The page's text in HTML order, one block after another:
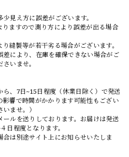
見え方に誤差がございます。
ますので測り方により誤差が出る場合
縫製等が若干劣る場合がございます。
により、在庫を確保できない場合がご
いませ。
、7日~15日程度（休業日除く）で発送
響で時間がかかります可能性もござい
ませ。）
ールを送りしております。お届けは発送
日程度となります。
合は別途サイト上にお知らせいたしま